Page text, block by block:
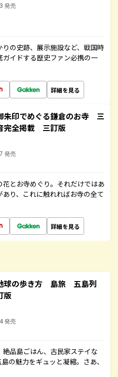
発売
の史跡、展示施設など、戦国時
イドする歴史ファン必携の一
詳細を見る
印でめぐる鎌倉のお寺 三
完全掲載 三訂版
発売
とお寺めぐり。それだけではあ
り、これに触れればお寺の全て
詳細を見る
球の歩き方 島旅 五島列
版
発売
品島ごはん、古民家ステイな
の魅力をギュッと凝縮。さあ、